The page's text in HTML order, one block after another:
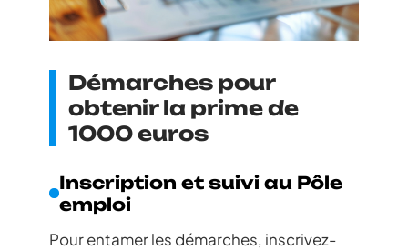
Démarches pour
obtenir la prime de
1000 euros
Inscription et suivi au Pôle
emploi
Pour entamer les démarches, inscrivez-